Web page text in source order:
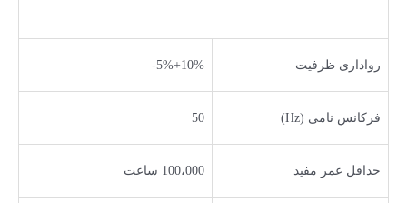
رواداری ظرفیت 10%+5%-
فرکانس نامی (Hz) 50
حداقل عمر مفید 100،000 ساعت